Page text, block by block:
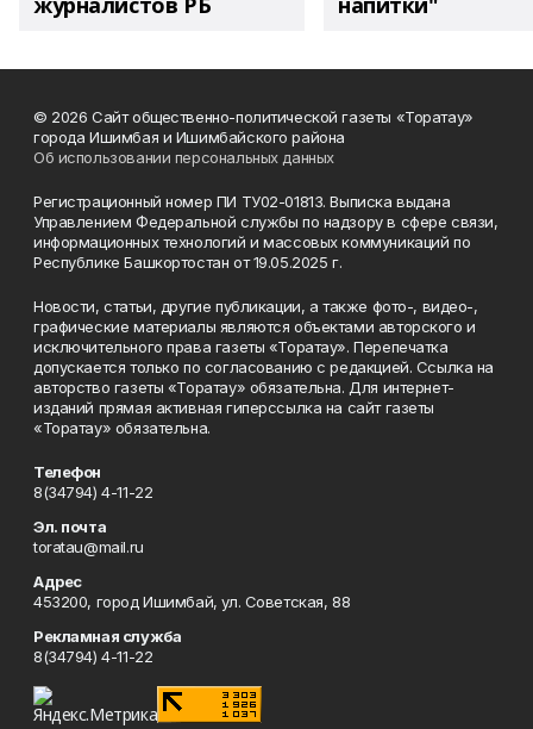
© 2026 Сайт общественно-политической газеты «Торатау»
города Ишимбая и Ишимбайского района
Об использовании персональных данных
Регистрационный номер ПИ ТУ02-01813. Выписка выдана
Управлением Федеральной службы по надзору в сфере связи,
информационных технологий и массовых коммуникаций по
Республике Башкортостан от 19.05.2025 г.
Новости, статьи, другие публикации, а также фото-, видео-,
графические материалы являются объектами авторского и
исключительного права газеты «Торатау». Перепечатка
допускается только по согласованию с редакцией. Ссылка на
авторство газеты «Торатау» обязательна. Для интернет-
изданий прямая активная гиперссылка на сайт газеты
«Торатау» обязательна.
Телефон
8(34794) 4-11-22
Эл. почта
toratau@mail.ru
Адрес
453200, город Ишимбай, ул. Советская, 88
Рекламная служба
8(34794) 4-11-22